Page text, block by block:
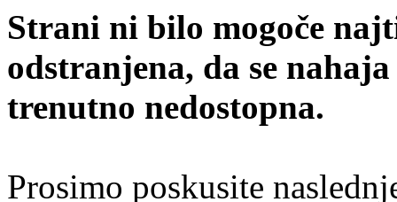
Strani ni bilo mogoče
odstranjena, da se
trenutno nedostopna.
Prosimo poskusite